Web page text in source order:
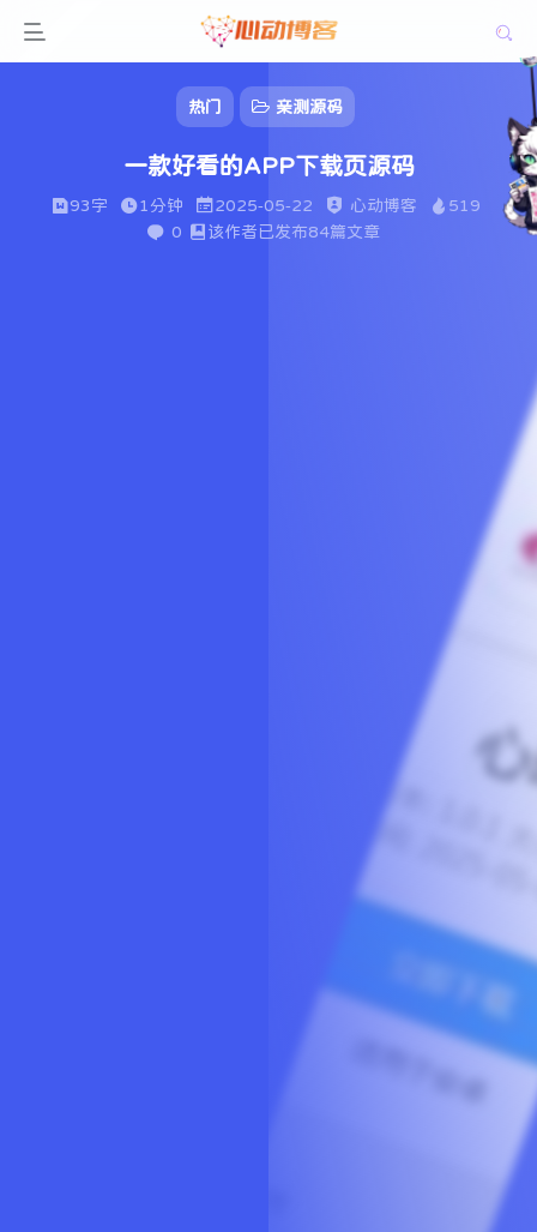
热门 亲测源码
一款好看的APP下载页源码
93字 1分钟 2025-05-22 心动博客
519
0
该作者已发布84篇文章